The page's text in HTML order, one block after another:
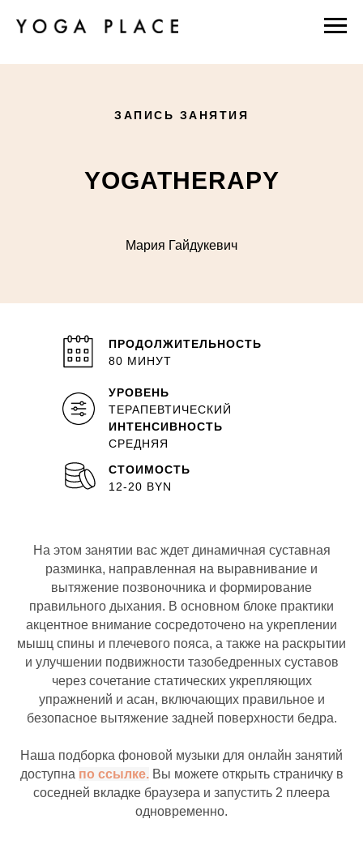
ЗАПИСЬ ЗАНЯТИЯ
YOGATHERAPY
Мария Гайдукевич
ПРОДОЛЖИТЕЛЬНОСТЬ
80 МИНУТ
СТОИМОСТЬ
12-20 BYN
УРОВЕНЬ
ТЕРАПЕВТИЧЕСКИЙ
ИНТЕНСИВНОСТЬ
СРЕДНЯЯ
На этом занятии вас ждет динамичная суставная
разминка, направленная на выравнивание и
вытяжение позвоночника и формирование
правильного дыхания. В основном блоке практики
акцентное внимание сосредоточено на укреплении
мышц спины и плечевого пояса, а также на раскрытии
и улучшении подвижности тазобедренных суставов
через сочетание статических укрепляющих
упражнений и асан, включающих правильное и
безопасное вытяжение задней поверхности бедра.
Наша подборка фоновой музыки для онлайн занятий
доступна по ссылке.Вы можете открыть страничку в
соседней вкладке браузера и запустить 2 плеера
одновременно.